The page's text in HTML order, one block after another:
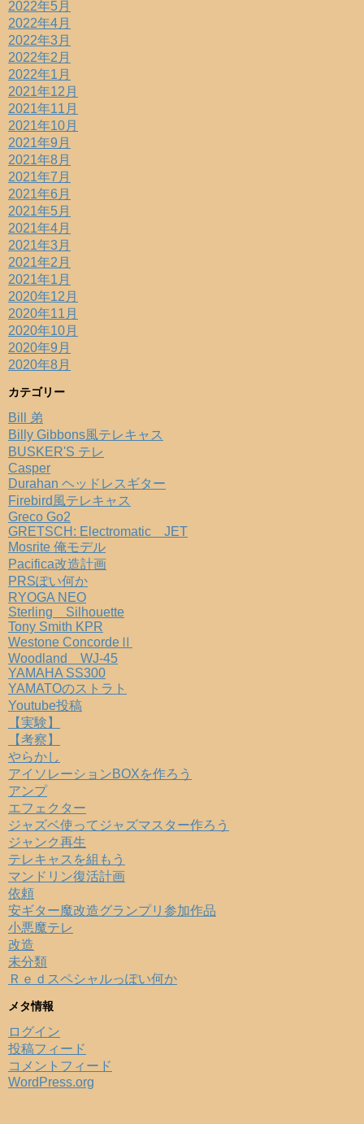
2022年5月
2022年4月
2022年3月
2022年2月
2022年1月
2021年12月
2021年11月
2021年10月
2021年9月
2021年8月
2021年7月
2021年6月
2021年5月
2021年4月
2021年3月
2021年2月
2021年1月
2020年12月
2020年11月
2020年10月
2020年9月
2020年8月
カテゴリー
Bill 弟
Billy Gibbons風テレキャス
BUSKER'S テレ
Casper
Durahan ヘッドレスギター
Firebird風テレキャス
Greco Go2
GRETSCH: Electromatic JET
Mosrite 俺モデル
Pacifica改造計画
PRSぽい何か
RYOGA NEO
Sterling Silhouette
Tony Smith KPR
Westone ConcordeⅡ
Woodland WJ-45
YAMAHA SS300
YAMATOのストラト
Youtube投稿
【実験】
【考察】
やらかし
アイソレーションBOXを作ろう
アンプ
エフェクター
ジャズベ使ってジャズマスター作ろう
ジャンク再生
テレキャスを組もう
マンドリン復活計画
依頼
安ギター魔改造グランプリ参加作品
小悪魔テレ
改造
未分類
Ｒｅｄスペシャルっぽい何か
メタ情報
ログイン
投稿フィード
コメントフィード
WordPress.org